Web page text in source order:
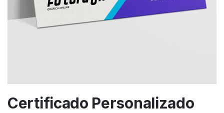
Certificado Personalizado